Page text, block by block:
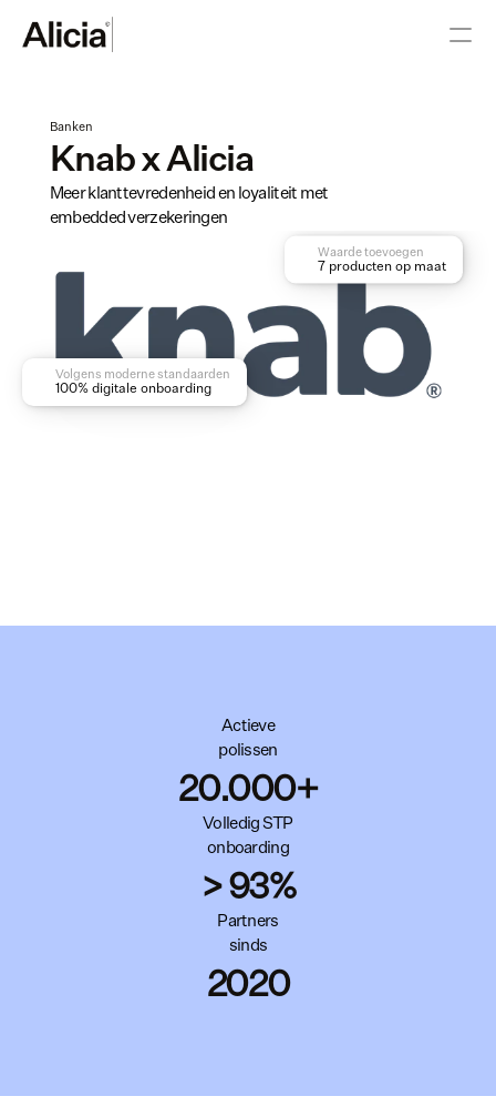
Waarde toevoegen
7 producten op maat
Volgens moderne standaarden
100% digitale onboarding
Banken
Knab x Alicia
Meer klanttevredenheid en loyaliteit met
embedded verzekeringen
Actieve
polissen
20.000+
Volledig STP
onboarding
> 93%
Partners
sinds
2020